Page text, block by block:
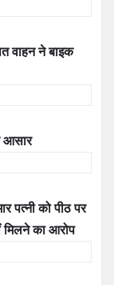
वाहन ने बाइक
आसार
पत्नी को पीठ पर
मिलने का आरोप